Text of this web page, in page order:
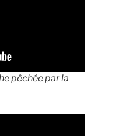
pêchée par la